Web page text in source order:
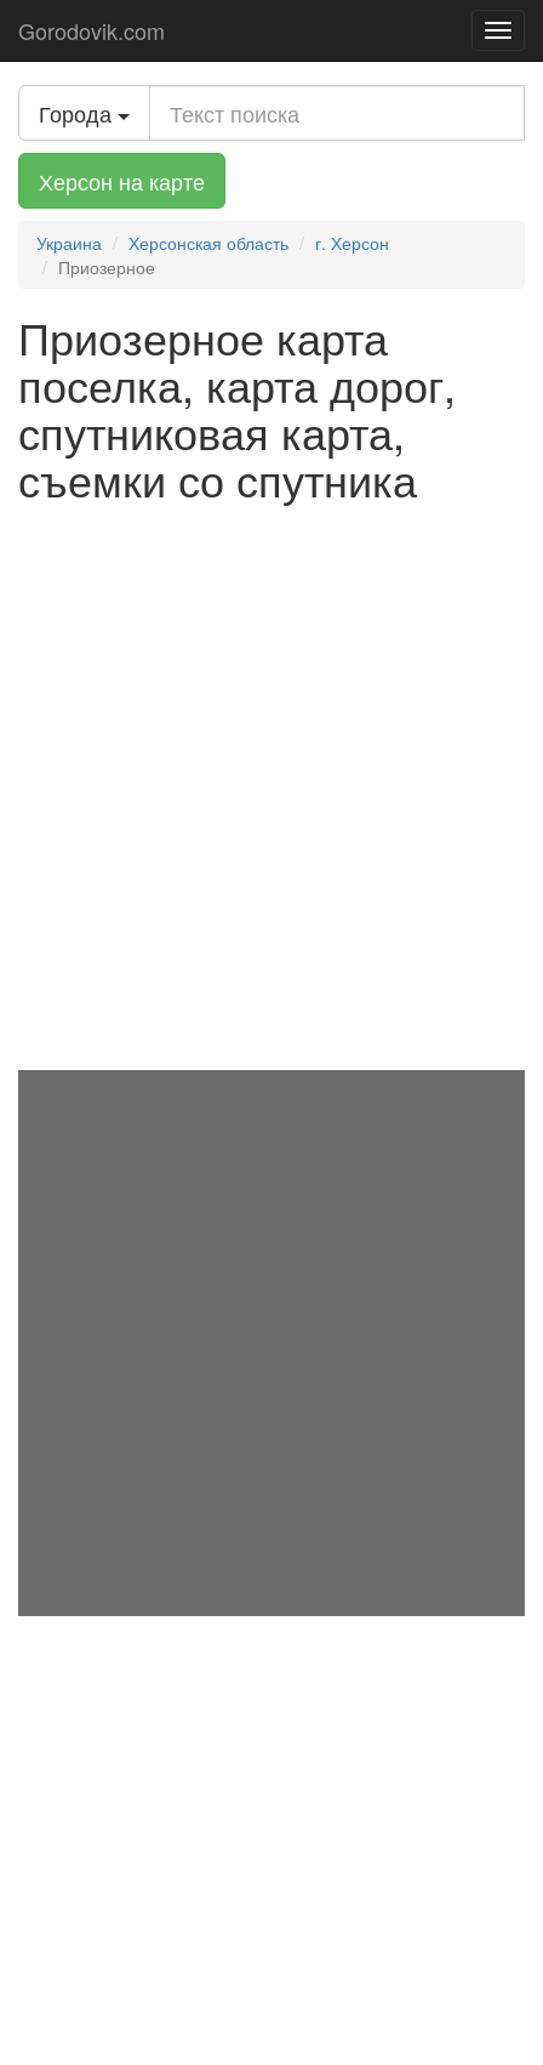
Gorodovik.com
Города
Херсон на карте
Украина Херсонская область
г. Херсон
Приозерное
Приозерное карта
поселка, карта дорог,
спутниковая карта,
съемки со спутника